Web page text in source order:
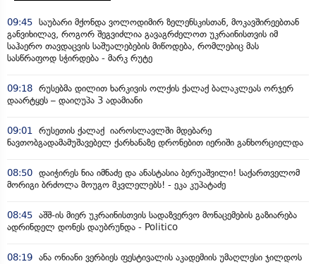
09:45 საუბარი მქონდა ვოლოდიმირ ზელენსკისთან, მოკავშირეებთან
განვიხილავ, როგორ შეგვიძლია გავაგრძელოთ უკრაინისთვის იმ
საჰაერო თავდაცვის საშუალებების მიწოდება, რომლებიც მას
სასწრაფოდ სჭირდება - მარკ რუტე
09:18 რუსებმა დილით ხარკივის ოლქის ქალაქ ბალაკლეას ორჯერ
დაარტყეს – დაიღუპა 3 ადამიანი
09:01 რუსეთის ქალაქ იაროსლავლში მდებარე
ნავთობგადამამუშავებელ ქარხანაზე დრონებით იერიში განხორციელდა
08:50 დაიჭირეს ნია იმნაძე და ანასტასია ბერუაშვილი! საქართველომ
მორიგი ბრძოლა მოუგო მკვლელებს! - ეკა კუპატაძე
08:45 აშშ-ის მიერ უკრაინისთვის სადაზვერვო მონაცემების გაზიარება
ადრინდელ დონეს დაუბრუნდა - Politico
08:19 ანა ონიანი ვერბიეს ფესტივალის აკადემიის უმაღლესი ჯილდოს